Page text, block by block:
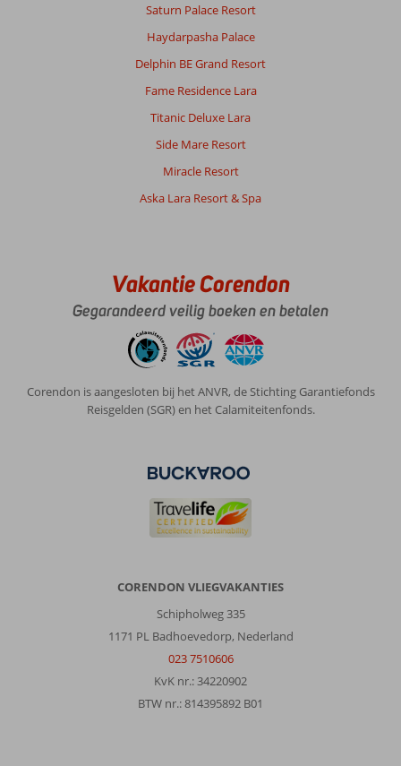
Saturn Palace Resort
Haydarpasha Palace
Delphin BE Grand Resort
Fame Residence Lara
Titanic Deluxe Lara
Side Mare Resort
Miracle Resort
Aska Lara Resort & Spa
Vakantie Corendon
Gegarandeerd veilig boeken en betalen
Corendon is aangesloten bij het ANVR, de Stichting Garantiefonds
Reisgelden (SGR) en het Calamiteitenfonds.
CORENDON VLIEGVAKANTIES
Schipholweg 335
1171 PL Badhoevedorp, Nederland
023 7510606
KvK nr.: 34220902
BTW nr.: 814395892 B01